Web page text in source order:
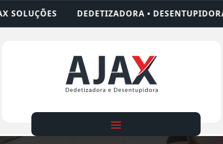
• DESENTUPIDORA • LIMPEZA DE FOSSA • 24